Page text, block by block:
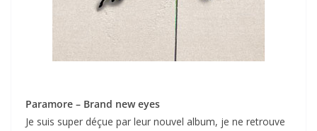
Paramore – Brand new eyes
Je suis super déçue par leur nouvel album, je ne retrouve